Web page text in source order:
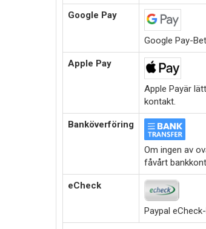
Google Pay
Google Pay-
Apple Pay
Apple Payär
kontakt.
Banköverföring
Om ingen av
fåvårt
eCheck
Paypal